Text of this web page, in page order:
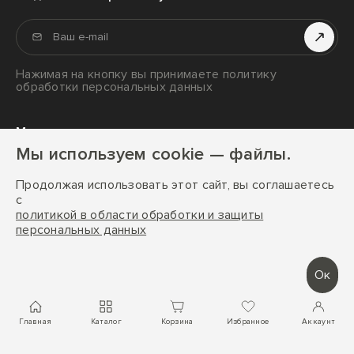
Ароматизаторы воздуха
Гигрометры
Обогреватели
Аксессуары
Ароматы для дома
Отзывы
Сервис
Оплата
Нажимая на кнопку вы принимаете политику
обработки персональных данных
Мы в социальных сетях и мессенджерах
Главная Каталог Корзина Избранное Аккаунт
Мы используем cookie — файлы.
Продолжая использовать этот сайт, вы соглашаетесь
с
политикой в области обработки и защиты
персональных данных
Ок